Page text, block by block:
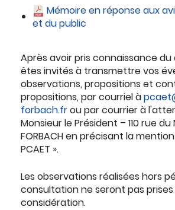
Mémoire en réponse aux
et du public
Après avoir pris connaissance du
êtes invités à transmettre vos
observations, propositions et
propositions, par courriel à
forbach.frou par courrier à
Monsieur le Président – 110 rue
FORBACH en précisant la
PCAET ».
Les observations réalisées hors
consultation ne seront pas
considération.